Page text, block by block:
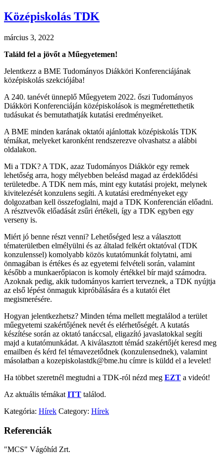
Középiskolás TDK
március 3, 2022
Találd fel a jövőt a Műegyetemen!
Jelentkezz a BME Tudományos Diákköri Konferenciájának
középiskolás szekciójába!
A 240. tanévét ünneplő Műegyetem 2022. őszi Tudományos
Diákköri Konferenciáján középiskolások is megmérettethetik
tudásukat és bemutathatják kutatási eredményeiket.
A BME minden karának oktatói ajánlottak középiskolás TDK
témákat, melyeket karonként rendszerezve olvashatsz a alábbi
oldalakon.
Mi a TDK? A TDK, azaz Tudományos Diákkör egy remek
lehetőség arra, hogy mélyebben beleásd magad az érdeklődési
területedbe. A TDK nem más, mint egy kutatási projekt, melynek
kivitelezését konzulens segíti. A kutatási eredményeket egy
dolgozatban kell összefoglalni, majd a TDK Konferencián előadni.
A résztvevők előadását zsűri értékeli, így a TDK egyben egy
verseny is.
Miért jó benne részt venni? Lehetőséged lesz a választott
tématerületben elmélyülni és az általad felkért oktatóval (TDK
konzulenssel) komolyabb közös kutatómunkát folytatni, ami
önmagában is értékes és az egyetemi felvételi során, valamint
később a munkaerőpiacon is komoly értékkel bír majd számodra.
Azoknak pedig, akik tudományos karriert terveznek, a TDK nyújtja
az első lépést önmaguk kipróbálására és a kutatói élet
megismerésére.
Hogyan jelentkezhetsz? Minden téma mellett megtalálod a terület
műegyetemi szakértőjének nevét és elérhetőségét. A kutatás
készítése során az oktató tanáccsal, eligazító javaslatokkal segíti
majd a kutatómunkádat. A kiválasztott témád szakértőjét keresd meg
emailben és kérd fel témavezetődnek (konzulensednek), valamint
másolatban a kozepiskolastdk@bme.hu címre is küldd el a levelet!
Ha többet szeretnél megtudni a TDK-ról nézd meg EZT a videót!
Az aktuális témákat ITT találod.
Kategória: Hírek Category: Hírek
Referenciák
"MCS" Vágóhíd Zrt.